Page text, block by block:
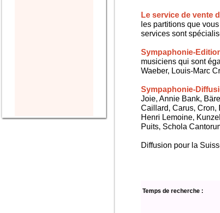
Le service de vente
les partitions que
services sont
Sympaphonie-
musiciens qui sont
Waeber, Louis-Marc
Sympaphonie-
Joie, Annie Bank,
Caillard, Carus, Cron,
Henri Lemoine,
Puits, Schola
Diffusion pour la
Temps de recherche :